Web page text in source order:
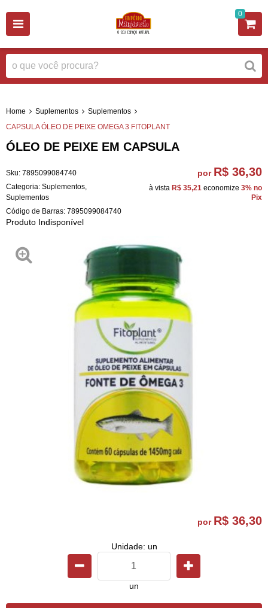
0
Home Suplementos
Suplementos
CAPSULA ÓLEO DE PEIXE OMEGA 3 FITOPLANT
ÓLEO DE PEIXE EM CAPSULA
Sku: 7895099084740
Categoria: Suplementos
Suplementos
Código de Barras: 7895099084740
Produto Indisponível
por R$ 36,30
à vista R$ 35,21 economize 3% no
Pix
por R$ 36,30
Unidade: un
un